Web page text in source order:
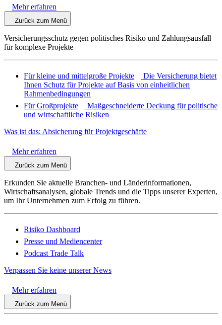
Mehr erfahren
Zurück zum Menü
Versicherungsschutz gegen politisches Risiko und Zahlungsausfall
für komplexe Projekte
Für kleine und mittelgroße Projekte
Die Versicherung bietet
Ihnen Schutz für Projekte auf Basis von einheitlichen
Rahmenbedingungen
Für Großprojekte
Maßgeschneiderte Deckung für politische
und wirtschaftliche Risiken
Was ist das: Absicherung für Projektgeschäfte
Mehr erfahren
Zurück zum Menü
Erkunden Sie aktuelle Branchen- und Länderinformationen,
Wirtschaftsanalysen, globale Trends und die Tipps unserer Experten,
um Ihr Unternehmen zum Erfolg zu führen.
Risiko Dashboard
Presse und Mediencenter
Podcast Trade Talk
Verpassen Sie keine unserer News
Mehr erfahren
Zurück zum Menü